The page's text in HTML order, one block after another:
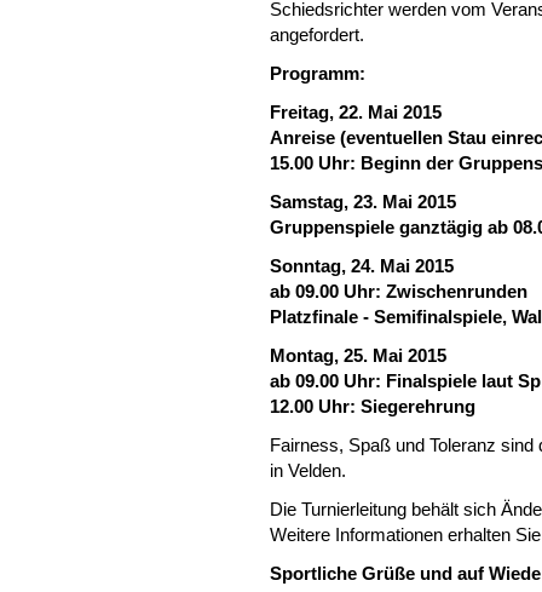
Schiedsrichter werden vom
angefordert.
Programm:
Freitag, 22. Mai 2015
Anreise (eventuellen Stau
15.00 Uhr: Beginn der
Samstag, 23. Mai 2015
Gruppenspiele ganztägig ab
Sonntag, 24. Mai 2015
ab 09.00 Uhr: Zwischenrunden
Platzfinale - Semifinalspiele,
Montag, 25. Mai 2015
ab 09.00 Uhr: Finalspiele laut
12.00 Uhr: Siegerehrung
Fairness, Spaß und Toleranz
in Velden.
Die Turnierleitung behält sich
Weitere Informationen erhalten
Sportliche Grüße und auf